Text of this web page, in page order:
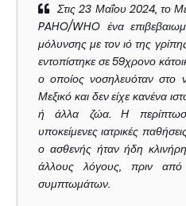
Στις 23 Μαΐου 2024, το
PAHO/WHO ένα
μόλυνσης με τον ιό της
εντοπίστηκε σε 59χρονο
ο οποίος νοσηλευόταν στο
Μεξικό και δεν είχε κανένα
ή άλλα ζώα. Η
υποκείμενες ιατρικές
ο ασθενής ήταν ήδη
άλλους λόγους, πριν
συμπτωμάτων.